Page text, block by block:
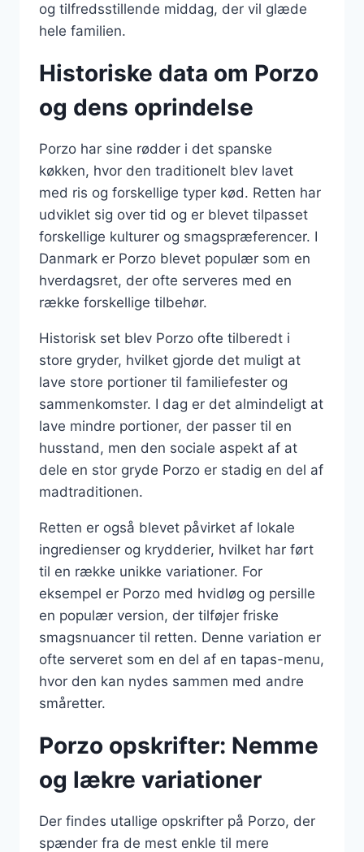
og tilfredsstillende middag, der vil glæde
hele familien.
Historiske data om Porzo
og dens oprindelse
Porzo har sine rødder i det spanske
køkken, hvor den traditionelt blev lavet
med ris og forskellige typer kød. Retten har
udviklet sig over tid og er blevet tilpasset
forskellige kulturer og smagspræferencer. I
Danmark er Porzo blevet populær som en
hverdagsret, der ofte serveres med en
række forskellige tilbehør.
Historisk set blev Porzo ofte tilberedt i
store gryder, hvilket gjorde det muligt at
lave store portioner til familiefester og
sammenkomster. I dag er det almindeligt at
lave mindre portioner, der passer til en
husstand, men den sociale aspekt af at
dele en stor gryde Porzo er stadig en del af
madtraditionen.
Retten er også blevet påvirket af lokale
ingredienser og krydderier, hvilket har ført
til en række unikke variationer. For
eksempel er Porzo med hvidløg og persille
en populær version, der tilføjer friske
smagsnuancer til retten. Denne variation er
ofte serveret som en del af en tapas-menu,
hvor den kan nydes sammen med andre
småretter.
Porzo opskrifter: Nemme
og lækre variationer
Der findes utallige opskrifter på Porzo, der
spænder fra de mest enkle til mere